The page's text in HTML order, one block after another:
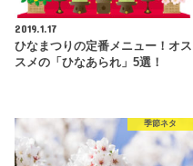
2019.1.17
ひなまつりの定番メニュー！オス
スメの「ひなあられ」5選！
季節ネタ